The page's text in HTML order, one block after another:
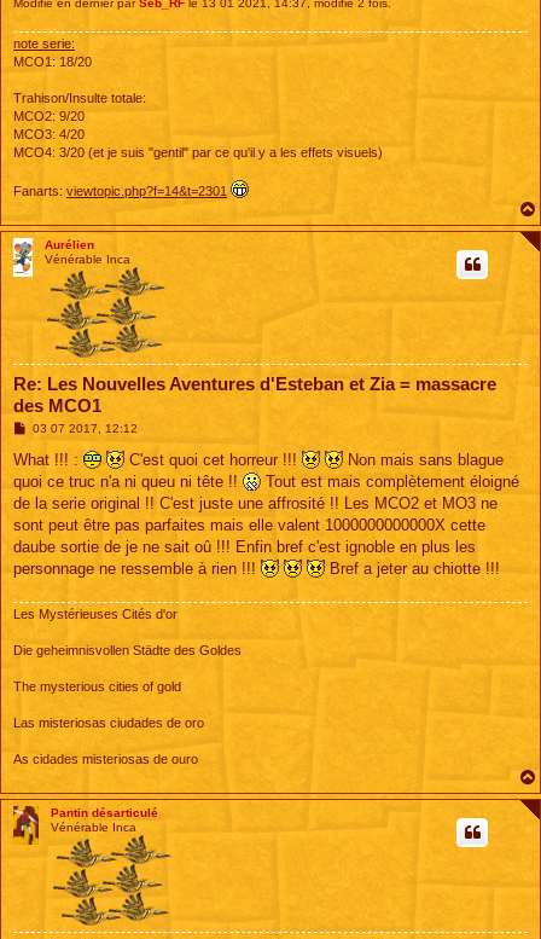
Modifié en dernier parSeb_RF le 13 01 2021, 14:37, modifié 2 fois.
note serie:
MCO1: 18/20
Trahison/Insulte totale:
MCO2: 9/20
MCO3: 4/20
MCO4: 3/20 (et je suis "gentil" par ce qu'il y a les effets visuels)
Fanarts: viewtopic.php?f=14&t=2301
Aurélien
Vénérable Inca
Re: Les Nouvelles Aventures d'Esteban et Zia = massacre
des MCO1
M
s
a
g
03 07 2017, 12:12
What !!! : C'est quoi cet horreur !!!
Non mais sans blague
quoi ce truc n'a ni queu ni tête !!
Tout est mais complètement éloigné
de la serie original !! C'est juste une affrosité !! Les MCO2 et MO3 ne
sont peut être pas parfaites mais elle valent 1000000000000X cette
daube sortie de je ne sait oû !!! Enfin bref c'est ignoble en plus les
personnage ne ressemble à rien !!!
Bref a jeter au chiotte !!!
Les Mystérieuses Cités d'or
Die geheimnisvollen Städte des Goldes
The mysterious cities of gold
Las misteriosas ciudades de oro
As cidades misteriosas de ouro
Pantin désarticulé
Vénérable Inca